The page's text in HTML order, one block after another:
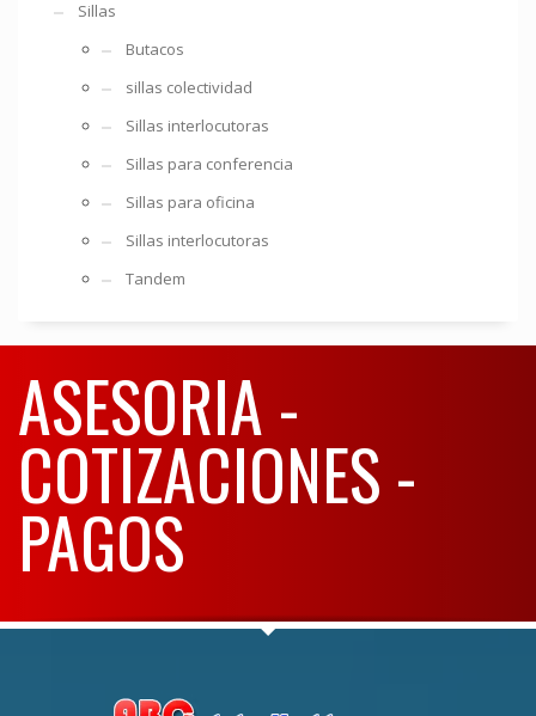
Sillas
Butacos
sillas colectividad
Sillas interlocutoras
Sillas para conferencia
Sillas para oficina
Sillas interlocutoras
Tandem
ASESORIA -
COTIZACIONES -
PAGOS